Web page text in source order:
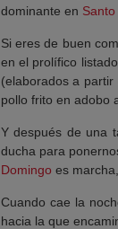
dominante en
Si eres de buen
en el prolífico
(elaborados a
pollo frito en adobo
Y después de una
ducha para
Domingo es
Cuando cae la
hacia la que